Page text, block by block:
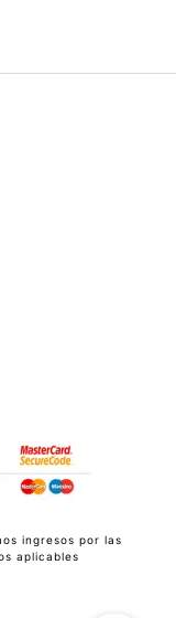
ingresos por las
aplicables